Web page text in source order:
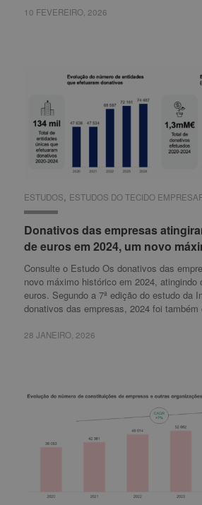
10 FEVEREIRO, 2026
10 FEVEREIRO, 2026
ESTUDOS, ESTUDOS DO TECIDO
Donativos das empresas
de euros em 2024, um novo
Consulte o Estudo Os donativos das
novo máximo histórico em 2024, atingindo
euros. Segundo a 7ª edição do estudo da
donativos das empresas, 2024 foi
28 JANEIRO, 2026
ESTUDOS ESTUDOS DO TECIDO
Donativos das empresas
de euros em 2024, um novo
28 JANEIRO, 2026